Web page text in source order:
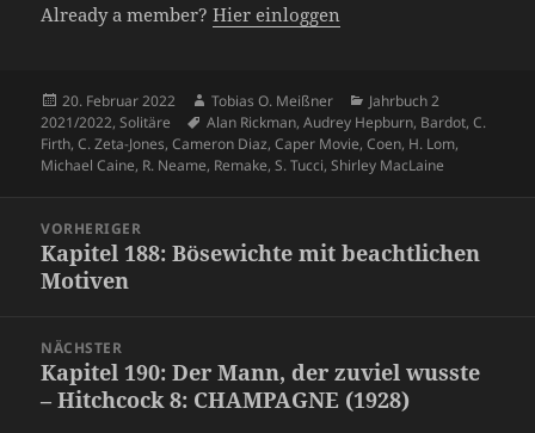
Already a member?Hier einloggen
Veröffentlicht
am
20. Februar 2022 Autor
Tobias O. Meißner Kategorien
Jahrbuch 2
2021/2022,Solitäre Schlagwörter
Alan Rickman,Audrey Hepburn, Bardot,C.
Firth,C. Zeta-Jones,Cameron Diaz,Caper Movie,Coen, H. Lom,
Michael Caine, R. Neame, Remake,S. Tucci,Shirley MacLaine
VORHERIGER
Vorheriger
Beitrag:
Kapitel 188: Bösewichte mit beachtlichen
Motiven
NÄCHSTER
Nächster
Beitrag:
Kapitel 190: Der Mann, der zuviel wusste
– Hitchcock 8: CHAMPAGNE (1928)